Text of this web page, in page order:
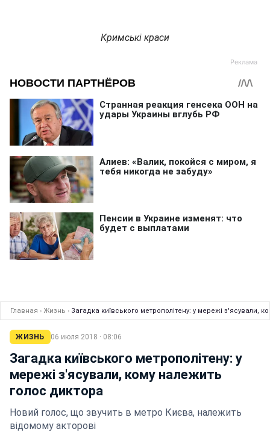
Кримські краси
Главная › Жизнь › Загадка київського метрополітену: у мережі з'ясували,
ЖИЗНЬ 06 июля 2018 · 08:06
Загадка київського метрополітену: у
мережі з'ясували, кому належить
голос диктора
Новий голос, що звучить в метро Києва, належить
відомому акторові